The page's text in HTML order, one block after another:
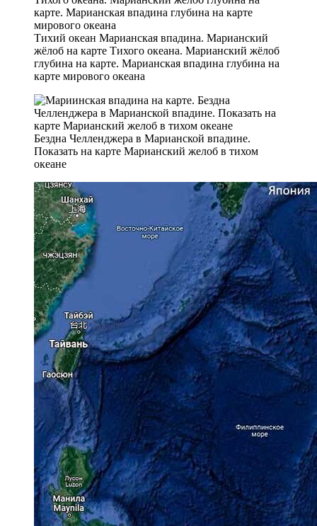
Тихий океан Марианская впадина. Марианский
жёлоб на карте Тихого океана. Марианский жёлоб
глубина на карте. Марианская впадина глубина на
карте мирового океана
Бездна Челленджера в Марианской впадине.
Показать на карте Марианский желоб в тихом
океане